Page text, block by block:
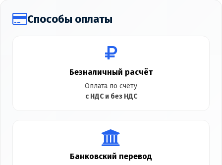
Способы оплаты
Безналичный расчёт
Оплата по счёту
с НДС и без НДС
Банковский перевод